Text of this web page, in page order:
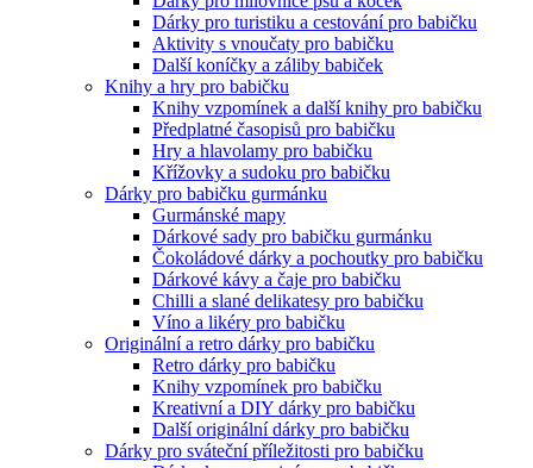
Dárky pro turistiku a cestování pro babičku
Aktivity s vnoučaty pro babičku
Další koníčky a záliby babiček
Knihy a hry pro babičku
Knihy vzpomínek a další knihy pro babičku
Předplatné časopisů pro babičku
Hry a hlavolamy pro babičku
Křížovky a sudoku pro babičku
Dárky pro babičku gurmánku
Gurmánské mapy
Dárkové sady pro babičku gurmánku
Čokoládové dárky a pochoutky pro babičku
Dárkové kávy a čaje pro babičku
Chilli a slané delikatesy pro babičku
Víno a likéry pro babičku
Originální a retro dárky pro babičku
Retro dárky pro babičku
Knihy vzpomínek pro babičku
Kreativní a DIY dárky pro babičku
Další originální dárky pro babičku
Dárky pro sváteční příležitosti pro babičku